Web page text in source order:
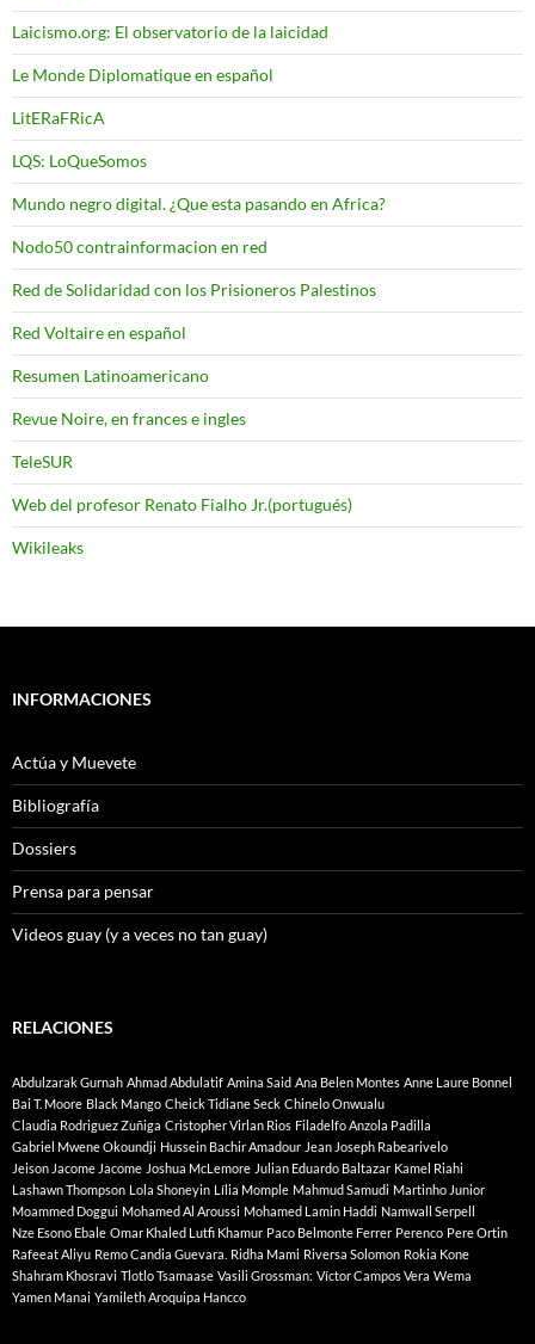
Laicismo.org: El observatorio de la laicidad
Le Monde Diplomatique en español
LitERaFRicA
LQS: LoQueSomos
Mundo negro digital. ¿Que esta pasando en Africa?
Nodo50 contrainformacion en red
Red de Solidaridad con los Prisioneros Palestinos
Red Voltaire en español
Resumen Latinoamericano
Revue Noire, en frances e ingles
TeleSUR
Web del profesor Renato Fialho Jr.(portugués)
Wikileaks
INFORMACIONES
Actúa y Muevete
Bibliografía
Dossiers
Prensa para pensar
Videos guay (y a veces no tan guay)
RELACIONES
Abdulzarak Gurnah Ahmad Abdulatif Amina Said Ana Belen Montes Anne Laure Bonnel
Bai T. Moore Black Mango Cheick Tidiane Seck Chinelo Onwualu
Claudia Rodriguez Zuñiga Cristopher Virlan Rios Filadelfo Anzola Padilla
Gabriel Mwene Okoundji Hussein Bachir Amadour Jean Joseph Rabearivelo
Jeison Jacome Jacome Joshua McLemore Julian Eduardo Baltazar Kamel Riahi
Lashawn Thompson Lola Shoneyin Lília Momple Mahmud Samudi Martinho Junior
Moammed Doggui Mohamed Al Aroussi Mohamed Lamin Haddi Namwall Serpell
Nze Esono Ebale Omar Khaled Lutfi Khamur Paco Belmonte Ferrer Perenco Pere Ortin
Rafeeat Aliyu Remo Candia Guevara. Ridha Mami Riversa Solomon Rokia Kone
Shahram Khosravi Tlotlo Tsamaase Vasili Grossman: Víctor Campos Vera Wema
Yamen Manai Yamileth Aroquipa Hancco